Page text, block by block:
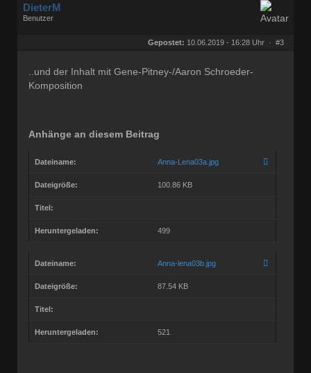
DieterM
Benutzer
Gepostet: 10.06.2019 - 16:28 Uhr · #3
..und der Inhalt mit Gene-Pitney-/Aaron Schroeder-
Komposition
Anhänge an diesem Beitrag
Dateiname: Anna-Lena03a.jpg
Dateigröße: 100.86 KB
Titel:
Heruntergeladen: 499
Dateiname: Anna-lena03b.jpg
Dateigröße: 87.54 KB
Titel:
Heruntergeladen: 521